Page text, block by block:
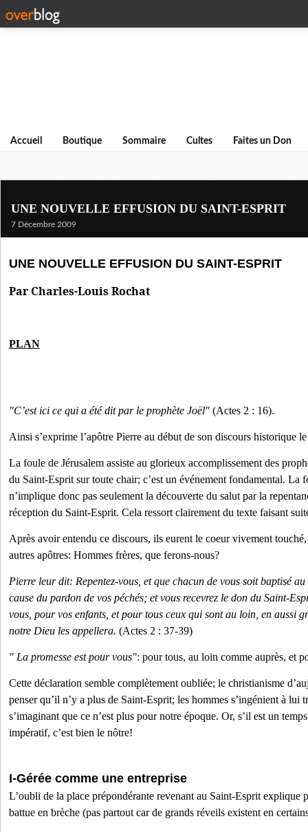
Accueil Boutique Sommaire Cultes Faites un Don
UNE NOUVELLE EFFUSION DU SAINT-ESPRIT
7 Décembre 2009
UNE NOUVELLE EFFUSION DU SAINT-ESPRIT
Par Charles-Louis Rochat
PLAN
"C’est ici ce qui a été dit par le prophète Joël" (Actes 2 : 16).
Ainsi s’exprime l’apôtre Pierre au début de son discours historique
La foule de Jérusalem assiste au glorieux accomplissement des
du Saint-Esprit sur toute chair; c’est un événement fondamental. La
n’implique donc pas seulement la découverte du salut par la
réception du Saint-Esprit. Cela ressort clairement du texte faisant
Après avoir entendu ce discours, ils eurent le coeur vivement
autres apôtres: Hommes frères, que ferons-nous?
Pierre leur dit: Repentez-vous, et que chacun de vous soit baptisé
cause du pardon de vos péchés; et vous recevrez le don du Saint-
vous, pour vos enfants, et pour tous ceux qui sont au loin, en aussi
notre Dieu les appellera. (Actes 2 : 37-39)
" La promesse est pour vous": pour tous, au loin comme auprès, et
Cette déclaration semble complètement oubliée; le christianisme
penser qu’il n’y a plus de Saint-Esprit; les hommes s’ingénient à lui
s’imaginant que ce n’est plus pour notre époque. Or, s’il est un
impératif, c’est bien le nôtre!
I-Gérée comme une entreprise
L’oubli de la place prépondérante revenant au Saint-Esprit explique
battue en brèche (pas partout car de grands réveils existent en